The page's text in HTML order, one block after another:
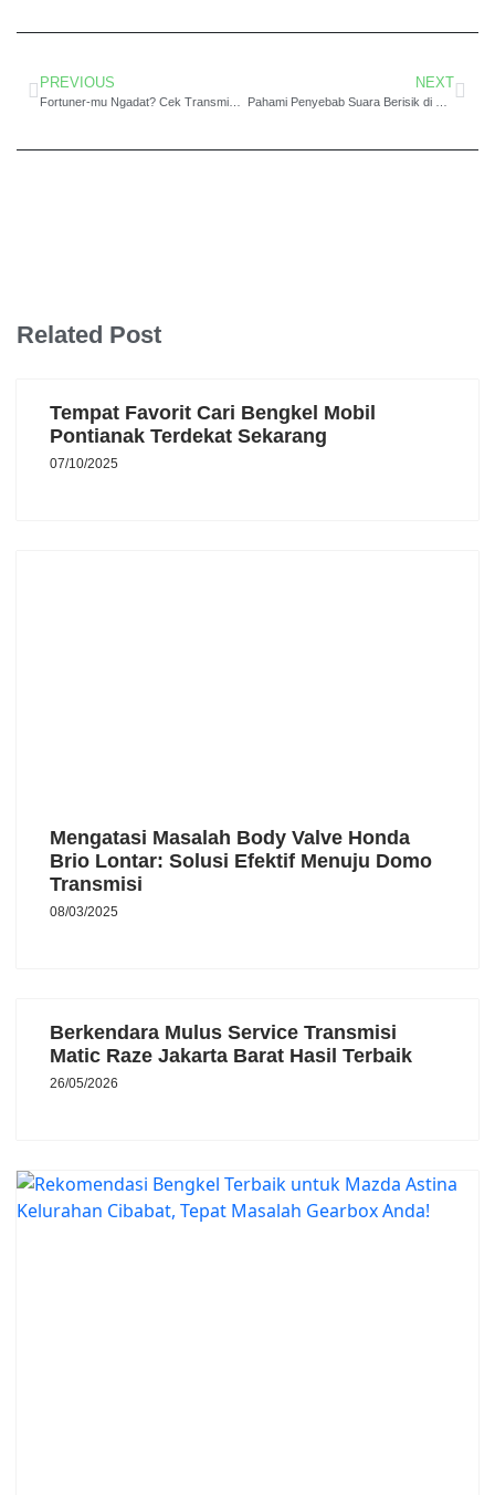
PREVIOUS NEXT
Related Post
Tempat Favorit Cari Bengkel Mobil
Pontianak Terdekat Sekarang
07/10/2025
Mengatasi Masalah Body Valve Honda
Brio Lontar: Solusi Efektif Menuju Domo
Transmisi
08/03/2025
Berkendara Mulus Service Transmisi
Matic Raze Jakarta Barat Hasil Terbaik
26/05/2026